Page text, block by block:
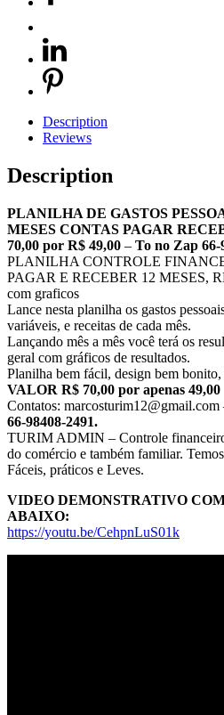
Description
Reviews
Description
PLANILHA DE GASTOS
MESES CONTAS PAGAR
70,00 por R$ 49,00 – To no Zap 66-
PLANILHA CONTROLE
PAGAR E RECEBER 12 MESES,
com graficos
Lance nesta planilha os gastos
variáveis, e receitas de cada mês.
Lançando mês a mês você terá os
geral com gráficos de resultados.
Planilha bem fácil, design bem
VALOR R$ 70,00 por apenas 49,00
Contatos:
66-98408-2491.
TURIM ADMIN – Controle
do comércio e também familiar.
Fáceis, práticos e Leves.
VIDEO DEMONSTRATIVO
ABAIXO:
https://youtu.be/CehpnLuS01k